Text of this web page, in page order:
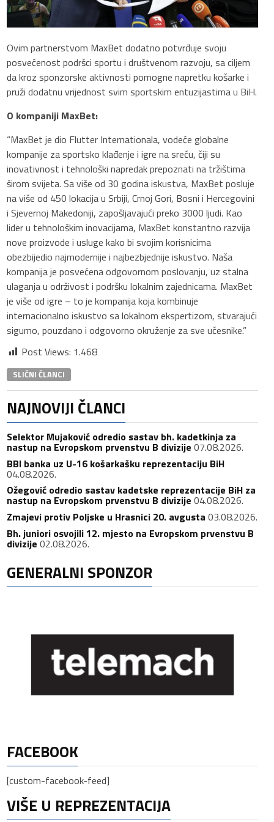
Ovim partnerstvom MaxBet dodatno potvrđuje svoju
posvećenost podršci sportu i društvenom razvoju, sa ciljem
da kroz sponzorske aktivnosti pomogne napretku košarke i
pruži dodatnu vrijednost svim sportskim entuzijastima u BiH.
O kompaniji MaxBet:
“MaxBet je dio Flutter Internationala, vodeće globalne
kompanije za sportsko klađenje i igre na sreću, čiji su
inovativnost i tehnološki napredak prepoznati na tržištima
širom svijeta. Sa više od 30 godina iskustva, MaxBet posluje
na više od 450 lokacija u Srbiji, Crnoj Gori, Bosni i Hercegovini
i Sjevernoj Makedoniji, zapošljavajući preko 3000 ljudi. Kao
lider u tehnološkim inovacijama, MaxBet konstantno razvija
nove proizvode i usluge kako bi svojim korisnicima
obezbijedio najmodernije i najbezbjednije iskustvo. Naša
kompanija je posvećena odgovornom poslovanju, uz stalna
ulaganja u održivost i podršku lokalnim zajednicama. MaxBet
je više od igre – to je kompanija koja kombinuje
internacionalno iskustvo sa lokalnom ekspertizom, stvarajući
sigurno, pouzdano i odgovorno okruženje za sve učesnike.”
Post Views: 1.468
SLIČNI ČLANCI
NAJNOVIJI ČLANCI
Selektor Mujaković odredio sastav bh. kadetkinja za
nastup na Evropskom prvenstvu B divizije 07.08.2026.
BBI banka uz U-16 košarkašku reprezentaciju BiH
04.08.2026.
Ožegović odredio sastav kadetske reprezentacije BiH za
nastup na Evropskom prvenstvu B divizije 04.08.2026.
Zmajevi protiv Poljske u Hrasnici 20. avgusta 03.08.2026.
Bh. juniori osvojili 12. mjesto na Evropskom prvenstvu B
divizije 02.08.2026.
GENERALNI SPONZOR
FACEBOOK
[custom-facebook-feed]
VIŠE U REPREZENTACIJA